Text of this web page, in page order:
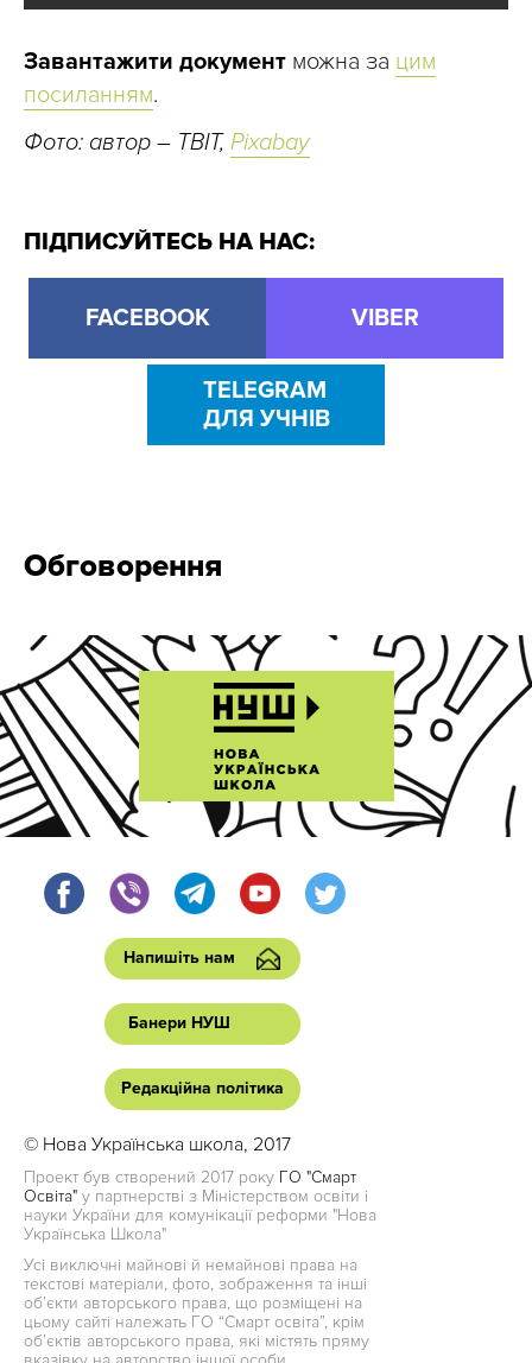
Завантажити документ можна за цим
посиланням.
Фото: автор – TBIT, Pixabay
ПІДПИСУЙТЕСЬ НА НАС:
FACEBOOK VIBER
TELEGRAM
ДЛЯ УЧНІВ
Обговорення
Напишіть нам
Банери НУШ
Редакційна політика
© Нова Українська школа, 2017
Проект був створений 2017 року ГО "Смарт
Освіта" у партнерстві з Міністерством освіти і
науки України для комунікації реформи "Нова
Українська Школа"
Усі виключні майнові й немайнові права на
текстові матеріали, фото, зображення та інші
об’єкти авторського права, що розміщені на
цьому сайті належать ГО “Смарт освіта”, крім
об’єктів авторського права, які містять пряму